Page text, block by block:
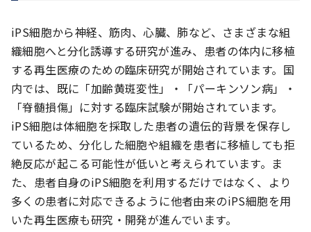
iPS細胞から神経、筋肉、心臓、肺など、さまざまな組
織細胞へと分化誘導する研究が進み、患者の体内に移植
する再生医療のための臨床研究が開始されています。国
内では、既に「加齢黄斑変性」・「パーキンソン病」・
「脊髄損傷」に対する臨床試験が開始されています。
iPS細胞は体細胞を採取した患者の遺伝的背景を保存し
ているため、分化した細胞や組織を患者に移植しても拒
絶反応が起こる可能性が低いと考えられています。ま
た、患者自身のiPS細胞を利用するだけではなく、より
多くの患者に対応できるように他者由来のiPS細胞を用
いた再生医療も研究・開発が進んでいます。